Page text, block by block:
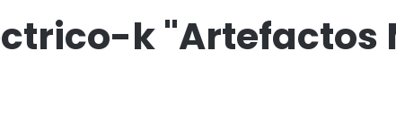
k